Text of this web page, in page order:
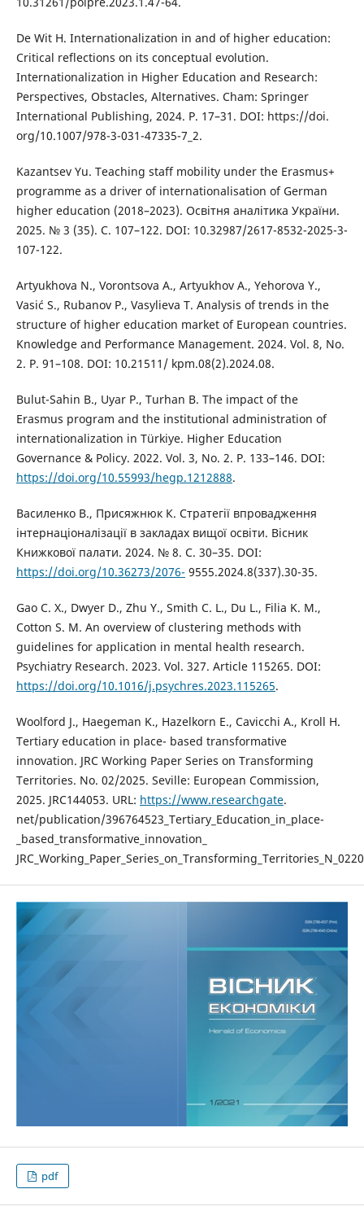
De Wit H. Internationalization in and of higher education:
Critical reflections on its conceptual evolution.
Internationalization in Higher Education and Research:
Perspectives, Obstacles, Alternatives. Cham: Springer
International Publishing, 2024. P. 17–31. DOI: https://doi.
org/10.1007/978-3-031-47335-7_2.
Kazantsev Yu. Teaching staff mobility under the Erasmus+
programme as a driver of internationalisation of German
higher education (2018–2023). Освітня аналітика України.
2025. № 3 (35). С. 107–122. DOI: 10.32987/2617-8532-2025-3-
107-122.
Artyukhova N., Vorontsova A., Artyukhov A., Yehorova Y.,
Vasić S., Rubanov P., Vasylieva T. Analysis of trends in the
structure of higher education market of European countries.
Knowledge and Performance Management. 2024. Vol. 8, No.
2. P. 91–108. DOI: 10.21511/ kpm.08(2).2024.08.
Bulut-Sahin B., Uyar P., Turhan B. The impact of the
Erasmus program and the institutional administration of
internationalization in Türkiye. Higher Education
Governance & Policy. 2022. Vol. 3, No. 2. P. 133–146. DOI:
https://doi.org/10.55993/hegp.1212888.
Василенко В., Присяжнюк К. Стратегії впровадження
інтернаціоналізації в закладах вищої освіти. Вісник
Книжкової палати. 2024. № 8. С. 30–35. DOI:
https://doi.org/10.36273/2076- 9555.2024.8(337).30-35.
Gao C. X., Dwyer D., Zhu Y., Smith C. L., Du L., Filia K. M.,
Cotton S. M. An overview of clustering methods with
guidelines for application in mental health research.
Psychiatry Research. 2023. Vol. 327. Article 115265. DOI:
https://doi.org/10.1016/j.psychres.2023.115265.
Woolford J., Haegeman K., Hazelkorn E., Cavicchi A., Kroll H.
Tertiary education in place- based transformative
innovation. JRC Working Paper Series on Transforming
Territories. No. 02/2025. Seville: European Commission,
2025. JRC144053. URL: https://www.researchgate.
net/publication/396764523_Tertiary_Education_in_place-
_based_transformative_innovation_
pdf